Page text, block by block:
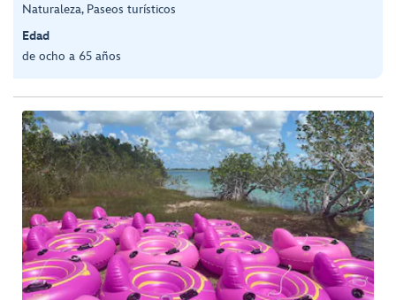
Naturaleza, Paseos turísticos
Edad
de ocho a 65 años